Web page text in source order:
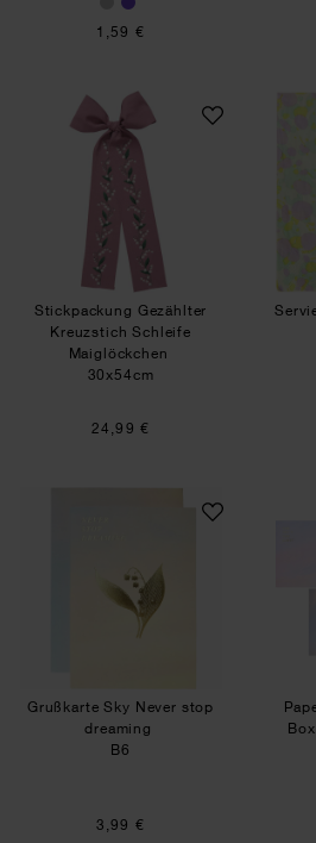
1,59 €
Stickpackung
Stickpackung Gezählter
Kreuzstich Schleife
Maiglöckchen
30x54cm
24,99 €
Grußkarte Sky Never stop
dreaming
B6
3,99 €